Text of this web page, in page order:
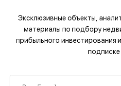
Эксклюзивные объекты,
материалы по подбору
прибыльного инвестирования
подписке